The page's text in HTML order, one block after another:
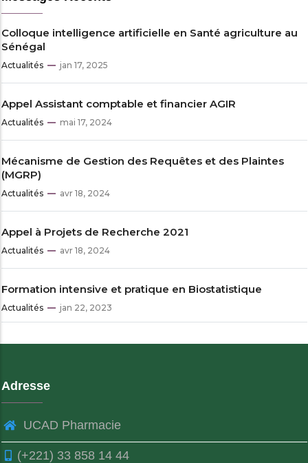
Colloque intelligence artificielle en Santé agriculture au
Sénégal
Actualités jan 17, 2025
Appel Assistant comptable et financier AGIR
Actualités mai 17, 2024
Mécanisme de Gestion des Requêtes et des Plaintes
(MGRP)
Actualités avr 18, 2024
Appel à Projets de Recherche 2021
Actualités avr 18, 2024
Formation intensive et pratique en Biostatistique
Actualités jan 22, 2023
Adresse
UCAD Pharmacie
(+221) 33 858 14 44